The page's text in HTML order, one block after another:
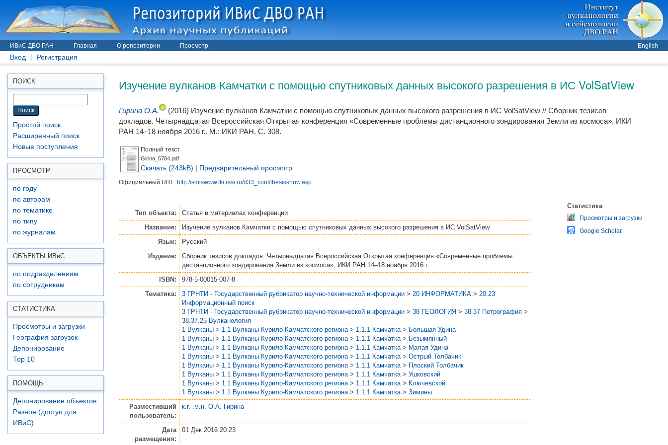
ИВиС ДВО РАН Главная О репозитории Просмотр English
Вход Регистрация
ПОИСК
Простой поиск
Расширенный поиск
Новые поступления
ПРОСМОТР
по году
по авторам
по тематике
по типу
по журналам
ОБЪЕКТЫ ИВиС
по подразделениям
по сотрудникам
СТАТИСТИКА
Просмотры и загрузки
География загрузок
Депонирование
Top 10
ПОМОЩЬ
Депонирование объектов
Разное (доступ для
ИВиС)
Изучение вулканов Камчатки с помощью спутниковых данных высокого разрешения в ИС VolSatView
Гирина О.А. (2016) Изучение вулканов Камчатки с помощью спутниковых данных высокого разрешения в ИС VolSatView// Сборник тезисов
докладов. Четырнадцатая Всероссийская Открытая конференция «Современные проблемы дистанционного зондирования Земли из космоса», ИКИ
РАН 14–18 ноября 2016 г.. М.: ИКИ РАН. С. 308.
Полный текст
Girina_5704.pdf
Скачать (243kB) | Предварительный просмотр
Официальный URL: http://smiswww.iki.rssi.ru/d33_conf/thesisshow.asp...
Тип объекта: Статья в материалах конференции
Название:
Изучение вулканов Камчатки с помощью спутниковых данных высокого разрешения в ИС VolSatView
Язык:
Русский
Издание:
Сборник тезисов докладов. Четырнадцатая Всероссийская Открытая конференция «Современные проблемы
дистанционного зондирования Земли из космоса», ИКИ РАН 14–18 ноября 2016 г.
ISBN:
978-5-00015-007-8
Тематика:
3 ГРНТИ - Государственный рубрикатор научно-технической информации > 20 ИНФОРМАТИКА > 20.23
Информационный поиск
3 ГРНТИ - Государственный рубрикатор научно-технической информации > 38 ГЕОЛОГИЯ > 38.37 Петрография >
38.37.25 Вулканология
1 Вулканы > 1.1 Вулканы Курило-Камчатского региона > 1.1.1 Камчатка > Большая Удина
1 Вулканы > 1.1 Вулканы Курило-Камчатского региона > 1.1.1 Камчатка > Безымянный
1 Вулканы > 1.1 Вулканы Курило-Камчатского региона > 1.1.1 Камчатка > Малая Удина
1 Вулканы > 1.1 Вулканы Курило-Камчатского региона > 1.1.1 Камчатка > Острый Толбачик
1 Вулканы > 1.1 Вулканы Курило-Камчатского региона > 1.1.1 Камчатка > Плоский Толбачик
1 Вулканы > 1.1 Вулканы Курило-Камчатского региона > 1.1.1 Камчатка > Ушковский
1 Вулканы > 1.1 Вулканы Курило-Камчатского региона > 1.1.1 Камчатка > Ключевской
1 Вулканы > 1.1 Вулканы Курило-Камчатского региона > 1.1.1 Камчатка > Зимины
Разместивший
пользователь:
к.г.-.м.н. О.А. Гирина
Дата
размещения:
01 Дек 2016 20:23
Статистика
Просмотры и загрузки
Google Scholar